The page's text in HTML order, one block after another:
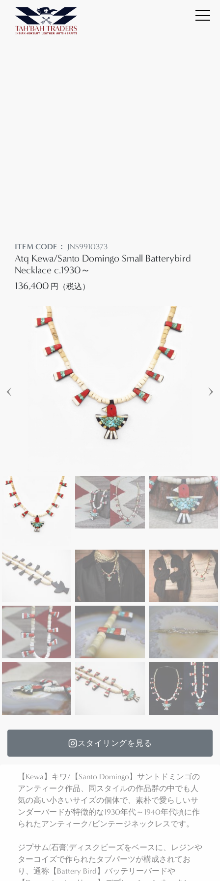
ITEM CODE： JNS9910373
Atq Kewa/Santo Domingo Small Batterybird
Necklace c.1930～
136,400 円（税込）
‹ ›
スタイリングを見る
【Kewa】キワ/【Santo Domingo】サントドミンゴの
アンティーク作品、同スタイルの作品群の中でも人
気の高い小さいサイズの個体で、素朴で愛らしいサ
ンダーバードが特徴的な1930年代～1940年代頃に作
られたアンティーク/ビンテージネックレスです。
ジプサム(石膏)ディスクビーズをベースに、レジンや
ターコイズで作られたタブパーツが構成されてお
り、通称【Battery Bird】バッテリーバードや